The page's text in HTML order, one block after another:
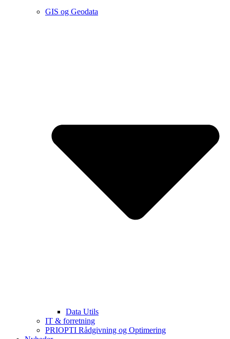
GIS og Geodata
Data Utils
IT & forretning
PRIOPTI Rådgivning og Optimering